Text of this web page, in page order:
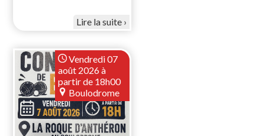
Lire la suite
Vendredi 07
août 2026 à
partir de 18h00
Boulodrome